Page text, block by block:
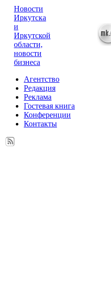
Новости
Иркутска
и
Иркутской
области,
новости
бизнеса
Агентство
Редакция
Реклама
Гостевая книга
Конференции
Контакты